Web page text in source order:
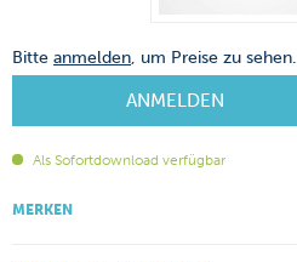
Bitte anmelden, um Preise zu sehen.
ANMELDEN
Als Sofortdownload verfügbar
MERKEN